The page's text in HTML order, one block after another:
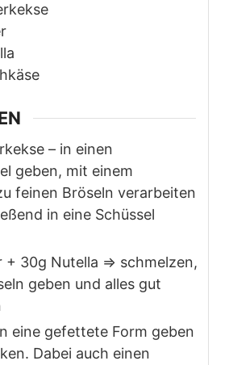
– in einen
geben, mit einem
feinen Bröseln verarbeiten
in eine Schüssel
+ 30g Nutella => schmelzen,
geben und alles gut
eine gefettete Form geben
Dabei auch einen